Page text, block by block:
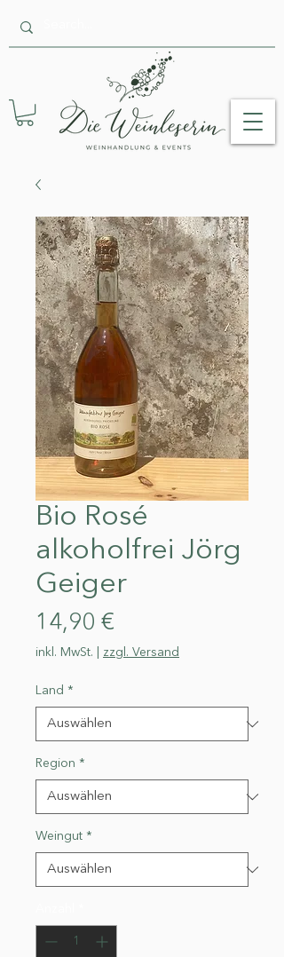
Bio Rosé
alkoholfrei Jörg
Geiger
14,90 €
inkl. MwSt. zzgl. Versand
Land *
Region *
Weingut *